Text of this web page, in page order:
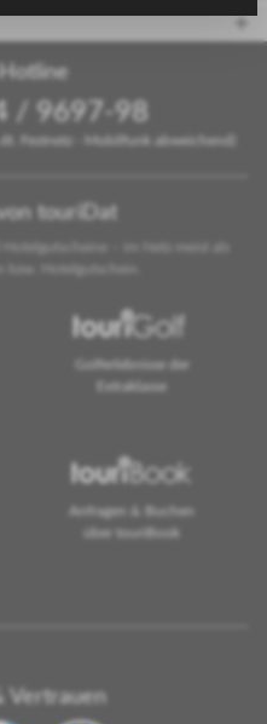
/ 9697-98
Festnetz - Mobilfunk abweichend)
touriDat
– im Netz meist als
bzw. Hotelgutschein.
Golferlebnisse der
Extraklasse
Anfragen & Buchen
über touriBook
Vertrauen